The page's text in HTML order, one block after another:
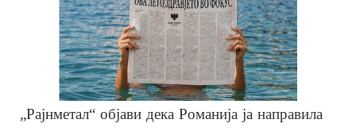
„Рајнметал“ објави дека Романија ја направила